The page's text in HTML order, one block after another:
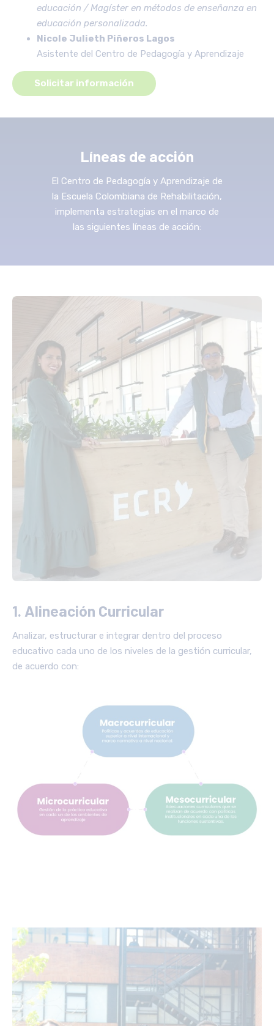
educación / Magíster en métodos de enseñanza en
educación personalizada.
Nicole Julieth Piñeros Lagos
Asistente del Centro de Pedagogía y Aprendizaje
Solicitar información
Líneas de acción
El Centro de Pedagogía y Aprendizaje de
la Escuela Colombiana de Rehabilitación,
implementa estrategias en el marco de
las siguientes líneas de acción:
1. Alineación Curricular
Analizar, estructurar e integrar dentro del proceso
educativo cada uno de los niveles de la gestión curricular,
de acuerdo con: